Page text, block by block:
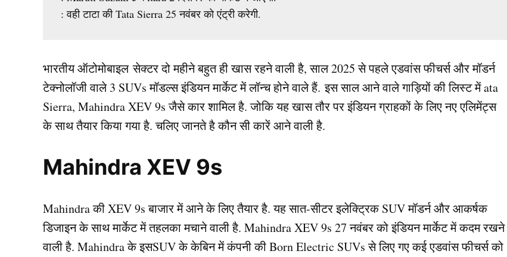
: वही टाटा की Tata Sierra 25 नवंबर को एंट्री करेगी.
भारतीय ऑटोमोबाइल सेक्टर दो महीने बहुत ही खास रहने वाली है, साल 2025 से पहले एडवांस फीचर्स और मॉडर्न
टेक्नोलॉजी वाले 3 SUVs मॉडल्स इंडियन मार्केट में लॉन्च होने वाले हैं. इस साल आने वाले गाड़ियों की लिस्ट में ata
Sierra, Mahindra XEV 9s जैसे कार शामिल है. जोकि यह खास तौर पर इंडियन ग्राहकों के लिए नए एलिमेंट्स
के साथ तैयार किया गया है. चलिए जानते है कौन सी कारें आने वाली है.
Mahindra XEV 9s
Mahindra की XEV 9s बाजार में आने के लिए तैयार है. यह सात-सीटर इलेक्ट्रिक SUV मॉडर्न और आकर्षक
डिजाइन के साथ मार्केट में तहलका मचाने वाली है. Mahindra XEV 9s 27 नवंबर को इंडियन मार्केट में कदम रखने
वाली है. Mahindra के इसSUV के केबिन में कंपनी की Born Electric SUVs से लिए गए कई एडवांस फीचर्स को